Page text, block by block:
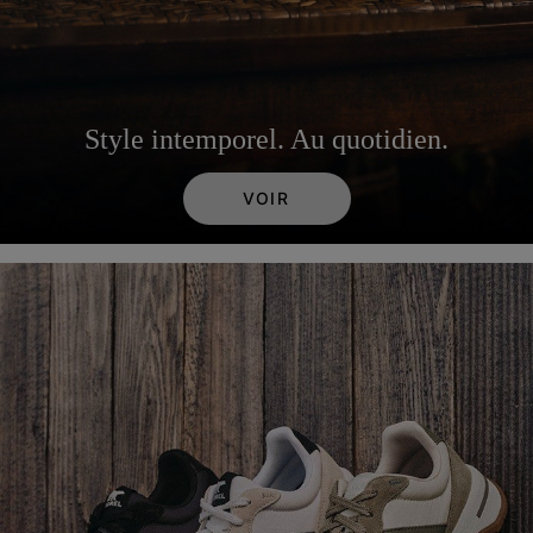
Style intemporel. Au quotidien.
VOIR